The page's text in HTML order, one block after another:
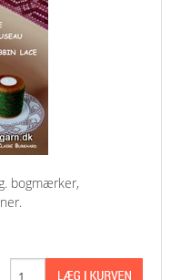
bogmærker,